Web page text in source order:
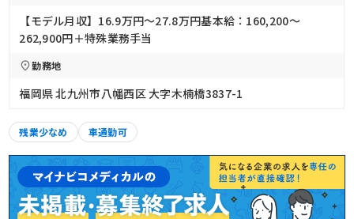
【モデル月収】16.9万円〜27.8万円基本給：160,200～
262,900円＋特殊業務手当
勤務地
福岡県 北九州市八幡西区 大字木楠橋3837-1
残業少なめ 車通勤可